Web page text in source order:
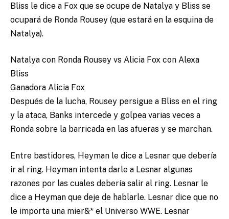
Bliss le dice a Fox que se ocupe de Natalya y Bliss se
ocupará de Ronda Rousey (que estará en la esquina de
Natalya).
Natalya con Ronda Rousey vs Alicia Fox con Alexa
Bliss
Ganadora Alicia Fox
Después de la lucha, Rousey persigue a Bliss en el ring
y la ataca, Banks intercede y golpea varias veces a
Ronda sobre la barricada en las afueras y se marchan.
Entre bastidores, Heyman le dice a Lesnar que debería
ir al ring. Heyman intenta darle a Lesnar algunas
razones por las cuales debería salir al ring. Lesnar le
dice a Heyman que deje de hablarle. Lesnar dice que no
le importa una mier&* el Universo WWE. Lesnar